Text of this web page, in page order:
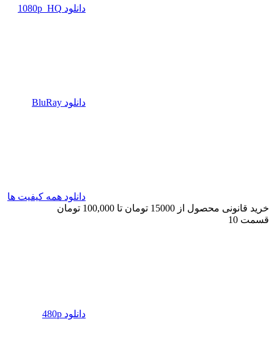
دانلود 1080p_HQ
دانلود BluRay
دانلود همه کیفیت ها
خرید قانونی محصول از 15000 تومان تا 100,000 تومان
قسمت 10
دانلود 480p